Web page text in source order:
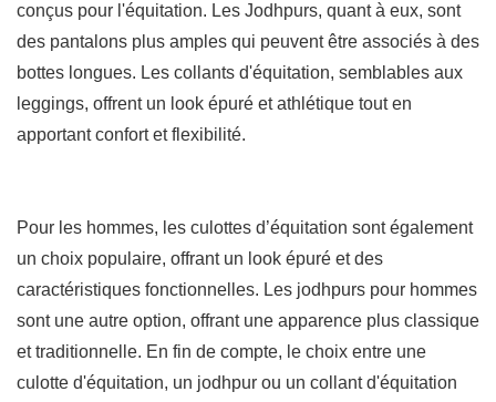
conçus pour l'équitation. Les Jodhpurs, quant à eux, sont
des pantalons plus amples qui peuvent être associés à des
bottes longues. Les collants d'équitation, semblables aux
leggings, offrent un look épuré et athlétique tout en
apportant confort et flexibilité.
Pour les hommes, les culottes d’équitation sont également
un choix populaire, offrant un look épuré et des
caractéristiques fonctionnelles. Les jodhpurs pour hommes
sont une autre option, offrant une apparence plus classique
et traditionnelle. En fin de compte, le choix entre une
culotte d'équitation, un jodhpur ou un collant d'équitation